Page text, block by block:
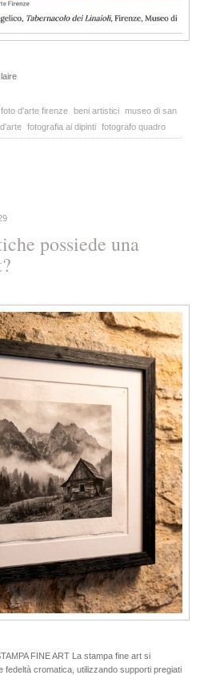
foto d'arte firenze beni artistici museo di san
fotografia ai dipinti fotografo quadro
possiede una
FINE ART La stampa fine art si
fedeltà cromatica, utilizzando supporti pregiati